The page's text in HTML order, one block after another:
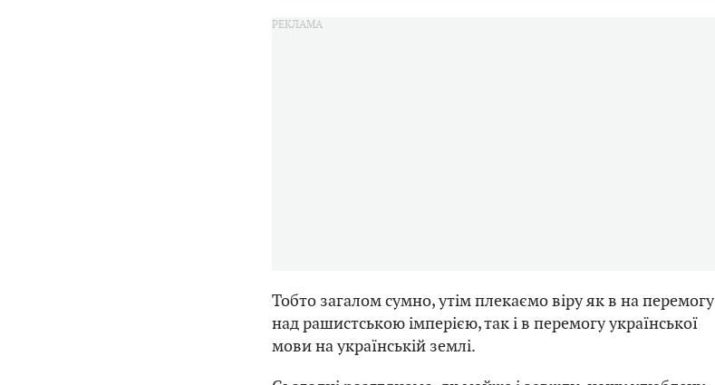
Тобто загалом сумно, утім плекаємо віру як в на перемогу
над рашистською імперією, так і в перемогу української
мови на українській землі.